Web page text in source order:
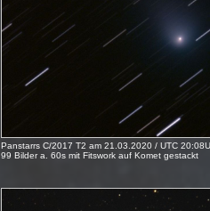
Panstarrs C/2017 T2 am 21.03.2020 / UTC
99 Bilder a. 60s mit Fitswork auf Komet gestackt